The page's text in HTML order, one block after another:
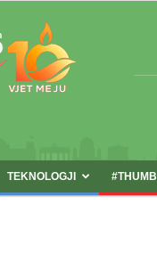
TEKNOLOGJI #THUMB